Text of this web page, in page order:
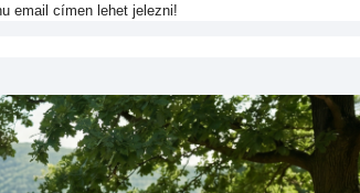
email címen lehet jelezni!